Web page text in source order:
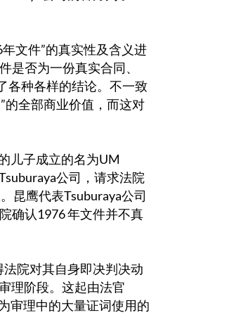
文件”的真实性及含义进
是否为一份真实合同、
各种各样的结论。不一致
的全部商业价值，而这对
儿子成立的名为UM
公司，请求法院
昆鹰代表Tsuburaya公司
确认1976 年文件并不真
院对其自身即决判决动
理阶段。这起由法官
审理中的大量证词使用的